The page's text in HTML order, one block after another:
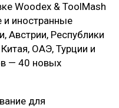
Woodex & ToolMash
и иностранные
Австрии, Республики
ОАЭ, Турции и
— 40 новых
для